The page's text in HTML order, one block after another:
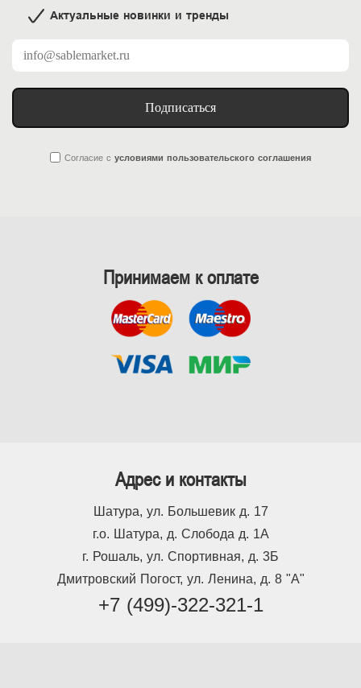
Актуальные новинки и тренды
Подписаться
Согласие с условиями пользовательского соглашения
Принимаем к оплате
Адрес и контакты
Шатура, ул. Большевик д. 17
г.о. Шатура, д. Слобода д. 1А
г. Рошаль, ул. Спортивная, д. 3Б
Дмитровский Погост, ул. Ленина, д. 8 "А"
+7 (499)-322-321-1